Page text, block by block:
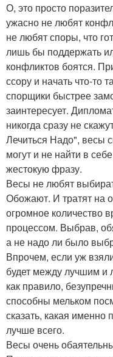
О, это просто
ужасно не любят
не любят споры, что
лишь бы поддержать
конфликтов боятся.
ссору и начать что-то
спорщики быстрее
заинтересует.
никогда сразу не
Лечиться Надо", весы
могут и не найти в
жестокую фразу.
Весы не любят
Обожают. И тратят на
огромное количество
процессом. Выбрав,
а не надо ли было
Впрочем, если уж
будет между лучшим и
как правило,
способны мельком
сказать, какая именно
лучше всего.
Весы очень